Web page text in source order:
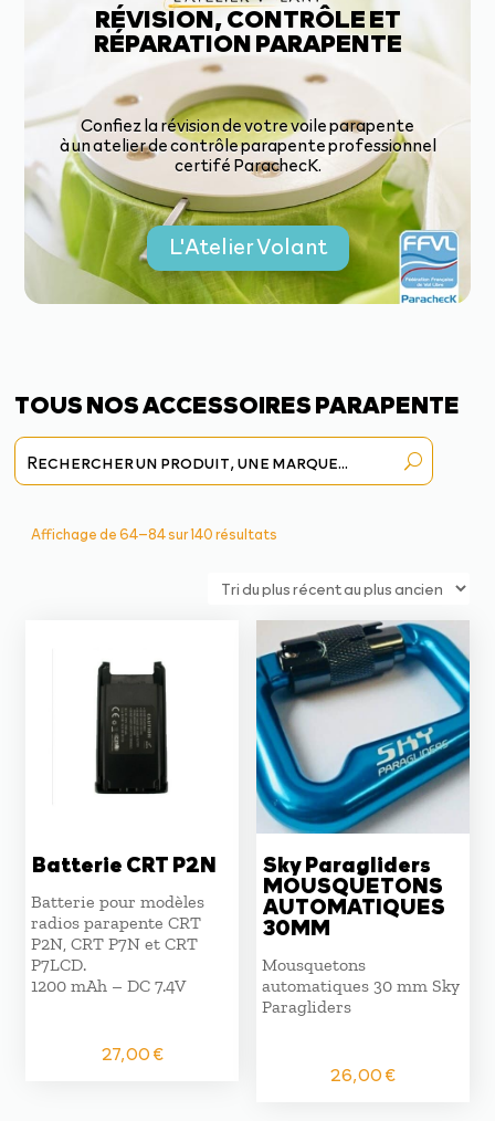
RÉVISION, CONTRÔLE ET
RÉPARATION PARAPENTE
Confiez la révision de votre voile parapente
à un atelier de contrôle parapente professionnel
certifé ParachecK.
L'Atelier Volant
TOUS NOS ACCESSOIRES PARAPENTE
Affichage de 64–84 sur 140 résultats
récent
plus
ancien
Batterie CRT P2N
Batterie pour modèles
radios parapente CRT
P2N, CRT P7N et CRT
P7LCD.
1200 mAh – DC 7.4V
27,00€
Sky Paragliders
MOUSQUETONS
AUTOMATIQUES
30MM
Mousquetons
automatiques 30 mm Sky
Paragliders
26,00€